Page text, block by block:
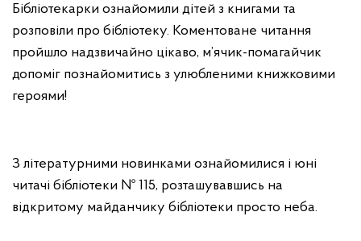
Бібліотекарки ознайомили дітей з книгами та
розповіли про бібліотеку. Коментоване читання
пройшло надзвичайно цікаво, м’ячик-помагайчик
допоміг познайомитись з улюбленими книжковими
героями!
З літературними новинками ознайомилися і юні
читачі бібліотеки № 115, розташувавшись на
відкритому майданчику бібліотеки просто неба.